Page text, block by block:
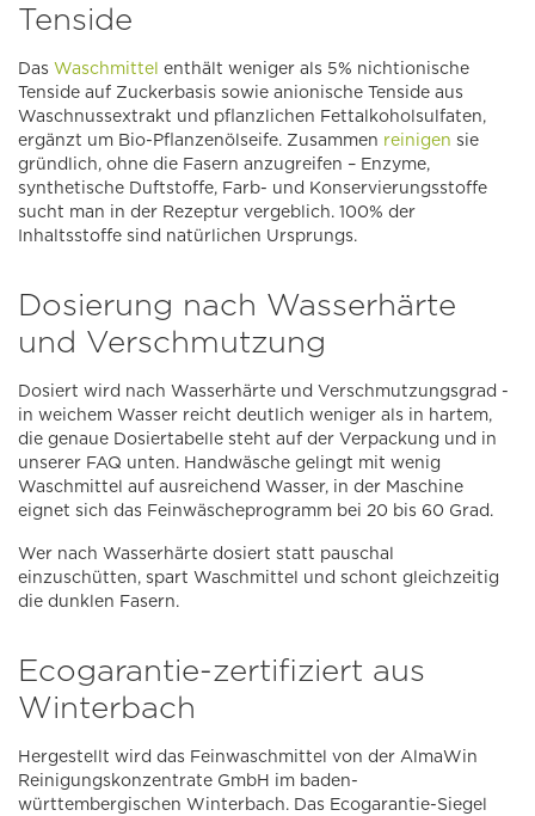
Tenside
Das Waschmittel enthält weniger als 5% nichtionische
Tenside auf Zuckerbasis sowie anionische Tenside aus
Waschnussextrakt und pflanzlichen Fettalkoholsulfaten,
ergänzt um Bio-Pflanzenölseife. Zusammen reinigen sie
gründlich, ohne die Fasern anzugreifen – Enzyme,
synthetische Duftstoffe, Farb- und Konservierungsstoffe
sucht man in der Rezeptur vergeblich. 100% der
Inhaltsstoffe sind natürlichen Ursprungs.
Dosierung nach Wasserhärte
und Verschmutzung
Dosiert wird nach Wasserhärte und Verschmutzungsgrad -
in weichem Wasser reicht deutlich weniger als in hartem,
die genaue Dosiertabelle steht auf der Verpackung und in
unserer FAQ unten. Handwäsche gelingt mit wenig
Waschmittel auf ausreichend Wasser, in der Maschine
eignet sich das Feinwäscheprogramm bei 20 bis 60 Grad.
Wer nach Wasserhärte dosiert statt pauschal
einzuschütten, spart Waschmittel und schont gleichzeitig
die dunklen Fasern.
Ecogarantie-zertifiziert aus
Winterbach
Hergestellt wird das Feinwaschmittel von der AlmaWin
Reinigungskonzentrate GmbH im baden-
württembergischen Winterbach. Das Ecogarantie-Siegel